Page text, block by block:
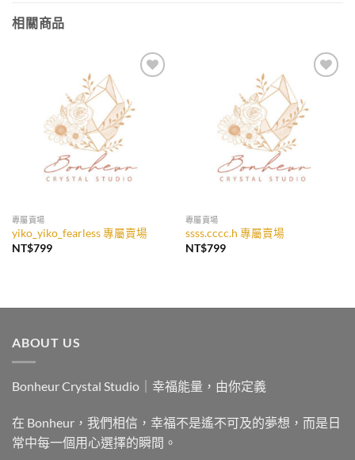
相關商品
專屬賣場
yiko_yiko_fearless 專屬賣場
NT$799
專屬賣場
ssss.cccc.h 專屬賣場
NT$799
ABOUT US
Bonheur Crystal Studio｜幸福能量，由你定義
在 Bonheur，我們相信，幸福不是遙不可及的夢想，而是日
常中每一個用心選擇的瞬間。